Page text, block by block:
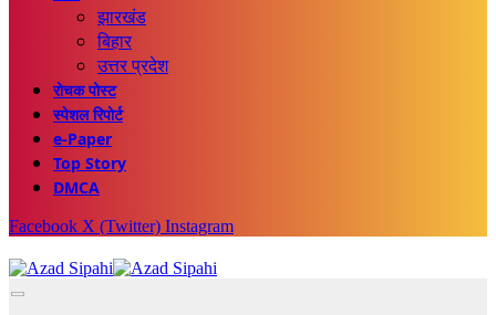
झारखंड
बिहार
उत्तर प्रदेश
रोचक पोस्ट
स्पेशल रिपोर्ट
e-Paper
Top Story
DMCA
Facebook X (Twitter) Instagram